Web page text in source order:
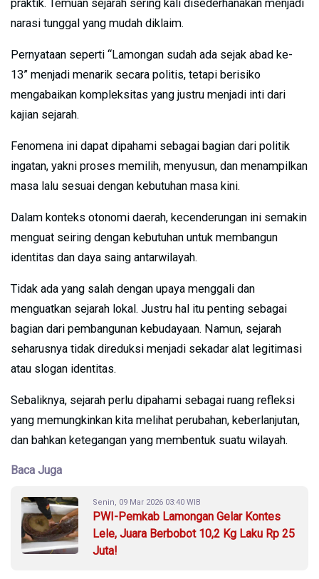
praktik. Temuan sejarah sering kali disederhanakan menjadi
narasi tunggal yang mudah diklaim.
Pernyataan seperti “Lamongan sudah ada sejak abad ke-
13” menjadi menarik secara politis, tetapi berisiko
mengabaikan kompleksitas yang justru menjadi inti dari
kajian sejarah.
Fenomena ini dapat dipahami sebagai bagian dari politik
ingatan, yakni proses memilih, menyusun, dan menampilkan
masa lalu sesuai dengan kebutuhan masa kini.
Dalam konteks otonomi daerah, kecenderungan ini semakin
menguat seiring dengan kebutuhan untuk membangun
identitas dan daya saing antarwilayah.
Tidak ada yang salah dengan upaya menggali dan
menguatkan sejarah lokal. Justru hal itu penting sebagai
bagian dari pembangunan kebudayaan. Namun, sejarah
seharusnya tidak direduksi menjadi sekadar alat legitimasi
atau slogan identitas.
Sebaliknya, sejarah perlu dipahami sebagai ruang refleksi
yang memungkinkan kita melihat perubahan, keberlanjutan,
dan bahkan ketegangan yang membentuk suatu wilayah.
Baca Juga
Senin, 09 Mar 2026 03:40 WIB
PWI-Pemkab Lamongan Gelar Kontes
Lele, Juara Berbobot 10,2 Kg Laku Rp 25
Juta!